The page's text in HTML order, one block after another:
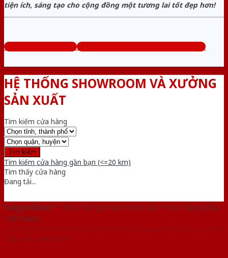
tiện ích, sáng tạo cho cộng đồng một tương lai tốt đẹp hơn!
www.cuanhuago.com Tổng đài tư vấn miễn phí: 0824.400.400
HỆ THỐNG SHOWROOM VÀ XƯỞNG
SẢN XUẤT
Tìm kiếm cửa hàng
Tìm kiếm cửa hàng gần bạn (<=20 km)
Tìm thấy cửa hàng
Đang tải...
SaigonDoor™ - Hệ thống Showroom cửa nhựa hàng đầu
Việt Nam
Copyright ⓒ 2016 – 2026 SaigonDoor™ - www.bancuanhua.com | Đơn vị
chủ quản SaigonDoor